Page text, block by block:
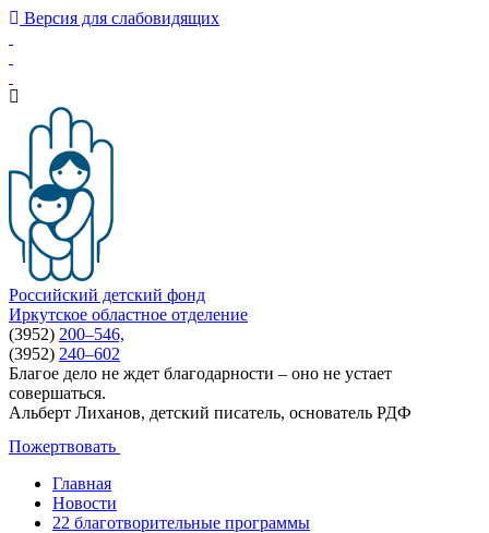
Версия для слабовидящих
Российский детский фонд
Иркутское областное отделение
(3952) 200–546,
(3952) 240–602
Благое дело не ждет благодарности – оно не устает
совершаться.
Альберт Лиханов, детский писатель, основатель РДФ
Пожертвовать
Главная
Новости
22 благотворительные программы